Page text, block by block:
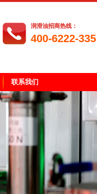
润滑油招商热线：
400-6222-335
联系我们